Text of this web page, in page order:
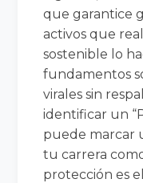
que garantice
activos que
sostenible lo
fundamentos
virales sin
identificar un
puede marcar
tu carrera
protección es